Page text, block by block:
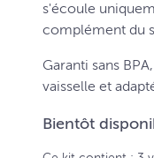
s'écoule
complément du
Garanti sans
vaisselle et
Bientôt